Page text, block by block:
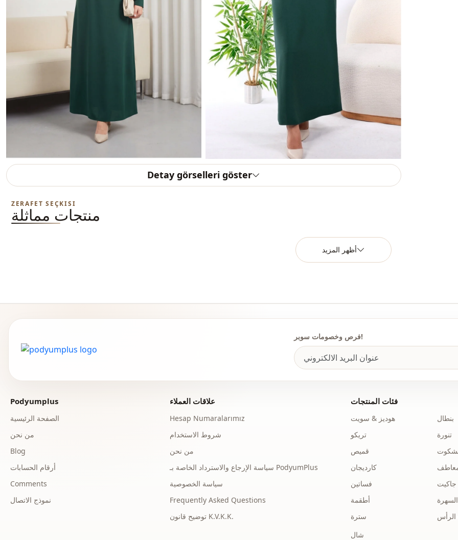
Detay görselleri göster
الخصر
الاستخدام
الاستخدام
ZERAFET SEÇKISI
منتجات مماثلة
أظهر المزيد
فرص وخصومات سوبر!
Podyumplus
الصفحة الرئيسية
من نحن
Blog
أرقام الحسابات
Comments
نموذج الاتصال
علاقات العملاء
Hesap Numaralarımız
شروط الاستخدام
من نحن
سياسة الإرجاع والاسترداد الخاصة بـ PodyumPlus
سياسة الخصوصية
Frequently Asked Questions
توضيح قانون K.V.K.K.
فئات المنتجات
هوديز & سويت
تريكو
قميص
كارديجان
فساتين
أطقمة
سترة
بنطال
تنورة
جاكيت
الرأس
شال